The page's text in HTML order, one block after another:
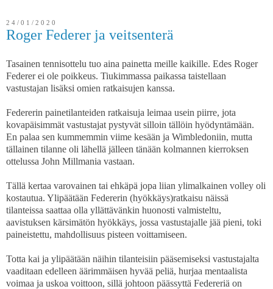
24/01/2020
Roger Federer ja veitsenterä
Tasainen tennisottelu tuo aina painetta meille kaikille. Edes Roger
Federer ei ole poikkeus. Tiukimmassa paikassa taistellaan
vastustajan lisäksi omien ratkaisujen kanssa.
Federerin painetilanteiden ratkaisuja leimaa usein piirre, jota
kovapäisimmät vastustajat pystyvät silloin tällöin hyödyntämään.
En palaa sen kummemmin viime kesään ja Wimbledoniin, mutta
tällainen tilanne oli lähellä jälleen tänään kolmannen kierroksen
ottelussa John Millmania vastaan.
Tällä kertaa varovainen tai ehkäpä jopa liian ylimalkainen volley oli
kostautua. Ylipäätään Federerin (hyökkäys)ratkaisu näissä
tilanteissa saattaa olla yllättävänkin huonosti valmisteltu,
aavistuksen kärsimätön hyökkäys, jossa vastustajalle jää pieni, toki
paineistettu, mahdollisuus pisteen voittamiseen.
Totta kai ja ylipäätään näihin tilanteisiin pääsemiseksi vastustajalta
vaaditaan edelleen äärimmäisen hyvää peliä, hurjaa mentaalista
voimaa ja uskoa voittoon, sillä johtoon päässyttä Federeriä on